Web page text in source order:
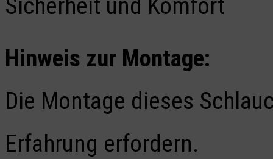
Sicherheit und Komfort
Hinweis zur Montage:
Die Montage dieses
Erfahrung erfordern.